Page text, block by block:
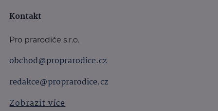
Kontakt
Pro prarodiče s.r.o.
obchod@proprarodice.cz
redakce@proprarodice.cz
Zobrazit více